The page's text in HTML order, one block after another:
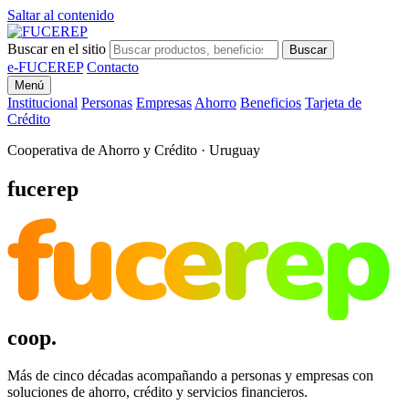
Saltar al contenido
Buscar en el sitio Buscar
e-FUCEREP Contacto
Menú
Institucional Personas Empresas Ahorro Beneficios Tarjeta de
Crédito
Cooperativa de Ahorro y Crédito · Uruguay
fucerep
fucerep
coop.
Más de cinco décadas acompañando a personas y empresas con
soluciones de ahorro, crédito y servicios financieros.